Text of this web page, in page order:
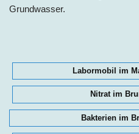
Grundwasser.
Labormobil im
Nitrat im
Bakterien im